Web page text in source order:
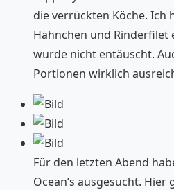
die verrückten Köche. Ich
Hähnchen und Rinderfilet
wurde nicht entäuscht.
Portionen wirklich
Für den letzten Abend
Ocean’s ausgesucht. Hier